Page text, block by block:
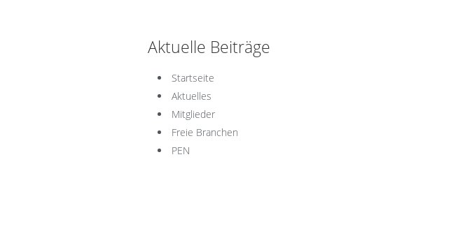
Aktuelle Beiträge
Startseite
Aktuelles
Mitglieder
Freie Branchen
PEN